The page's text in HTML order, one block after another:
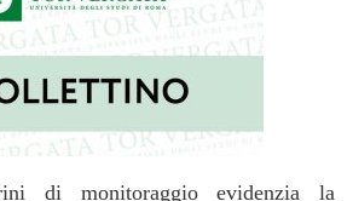
di monitoraggio evidenzia la